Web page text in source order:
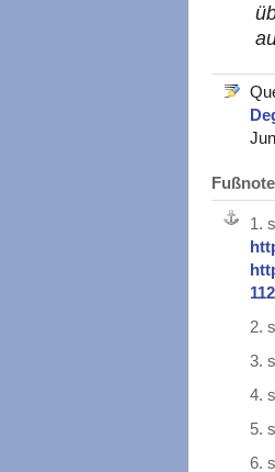
1.
2.
3.
4.
5.
6.